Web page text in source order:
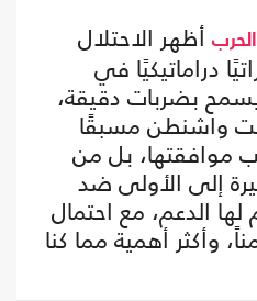
الحرب أظهر الاحتلال
دراماتيكيًا في
يسمح بضربات دقيقة،
واشنطن مسبقًا
موافقتها، بل من
إلى الأولى ضد
لها الدعم، مع احتمال
وأكثر أهمية مما كنا